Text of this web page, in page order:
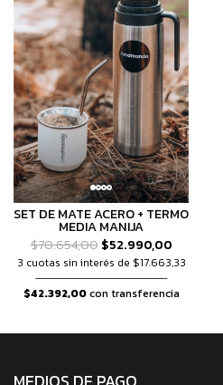
SET DE MATE ACERO + TERMO
MEDIA MANIJA
$70.654,00$52.990,00
3 cuotas sin interés de $17.663,33
$42.392,00con transferencia